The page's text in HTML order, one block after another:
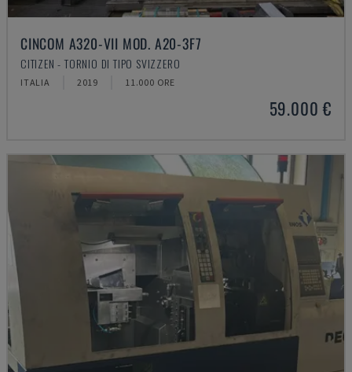
CINCOM A320-VII MOD. A20-3F7
CITIZEN - TORNIO DI TIPO SVIZZERO
ITALIA 2019 11.000 ORE
59.000 €